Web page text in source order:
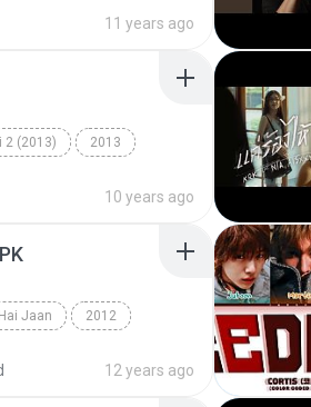
11 years ago
2 (2013) 2013
10 years ago
Jaan 2012
12 years ago